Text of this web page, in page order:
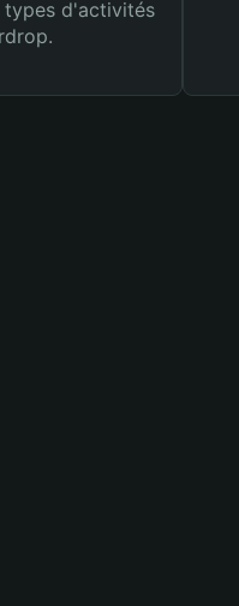
d'activités